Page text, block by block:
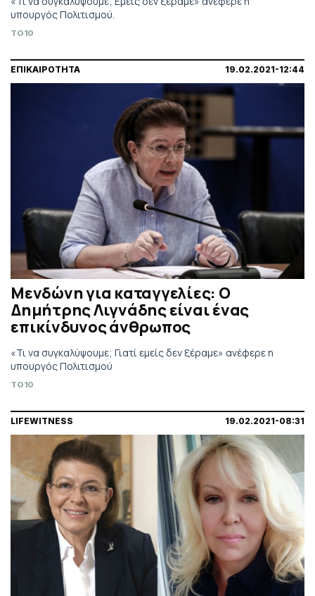
υπουργός Πολιτισμού.
TO10
ΕΠΙΚΑΙΡΟΤΗΤΑ 19.02.2021-12:44
Μενδώνη για καταγγελίες: O
Δημήτρης Λιγνάδης είναι ένας
επικίνδυνος άνθρωπος
«Τι να συγκαλύψουμε; Γιατί εμείς δεν ξέραμε» ανέφερε η
υπουργός Πολιτισμού
TO10
LIFEWITNESS 19.02.2021-08:31